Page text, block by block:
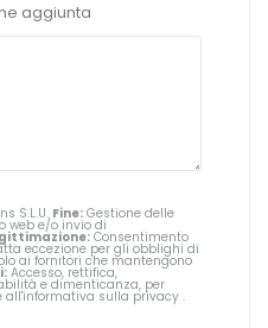
aggiunta
S.L.U. Fine: Gestione delle
web e/o invio di
Consentimento
eccezione per gli obblighi di
ai fornitori che mantengono
Accesso, rettifica,
e dimenticanza, per
all'informativa sulla privacy .